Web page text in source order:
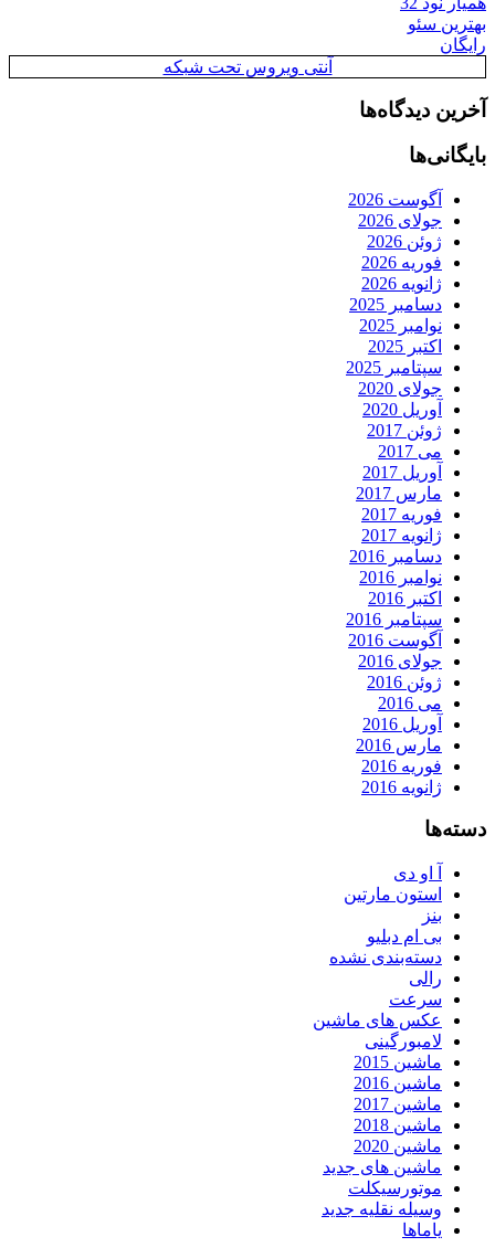
بهترین سئو
رایگان
آنتی ویروس تحت شبکه
آخرین دیدگاه‌ها
بایگانی‌ها
آگوست 2026
جولای 2026
ژوئن 2026
فوریه 2026
ژانویه 2026
دسامبر 2025
نوامبر 2025
اکتبر 2025
سپتامبر 2025
جولای 2020
آوریل 2020
ژوئن 2017
می 2017
آوریل 2017
مارس 2017
فوریه 2017
ژانویه 2017
دسامبر 2016
نوامبر 2016
اکتبر 2016
سپتامبر 2016
آگوست 2016
جولای 2016
ژوئن 2016
می 2016
آوریل 2016
مارس 2016
فوریه 2016
ژانویه 2016
دسته‌ها
آ او دی
استون مارتین
بنز
بی ام دبلیو
دسته‌بندی نشده
رالی
سرعت
عکس های ماشین
لامبورگینی
ماشین 2015
ماشین 2016
ماشین 2017
ماشین 2018
ماشین 2020
ماشین های جدید
موتورسیکلت
وسیله نقلیه جدید
یاماها